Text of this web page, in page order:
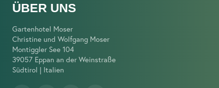
ÜBER UNS
Gartenhotel Moser
Christine und Wolfgang Moser
Montiggler See 104
39057 Eppan an der Weinstraße
Südtirol | Italien